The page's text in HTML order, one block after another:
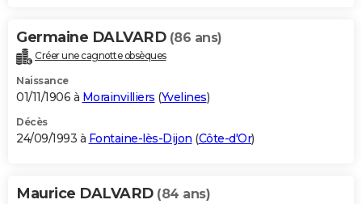
Germaine DALVARD (86 ans)
Créer une cagnotte obsèques
Naissance
01/11/1906 à Morainvilliers (Yvelines)
Décès
24/09/1993 à Fontaine-lès-Dijon (Côte-d'Or)
Maurice DALVARD (84 ans)